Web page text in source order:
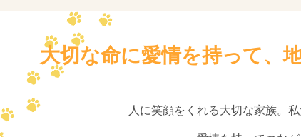
大切な命に愛情を持って、
人に笑顔をくれる大切な家族。